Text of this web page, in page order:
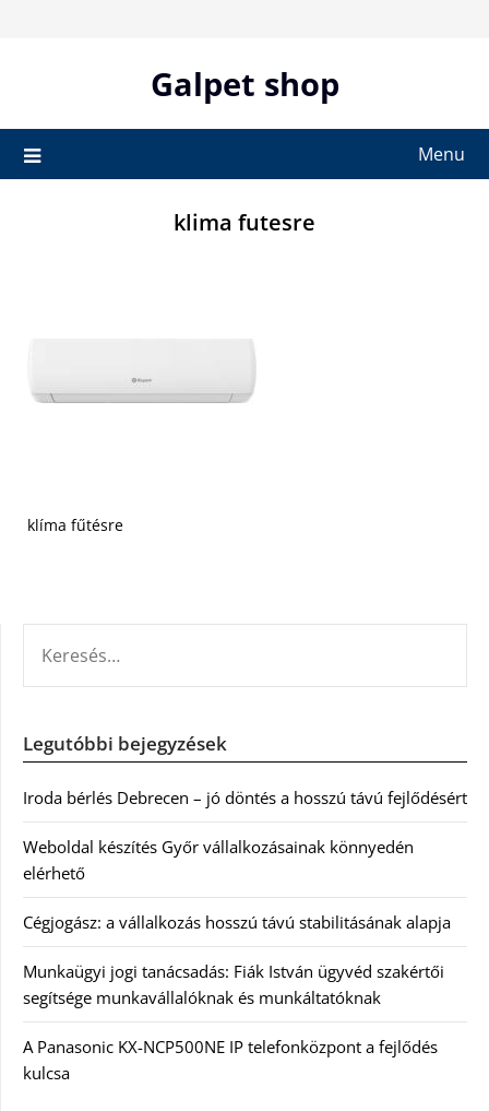
Galpet shop
Menu
klima futesre
klíma fűtésre
Legutóbbi bejegyzések
Iroda bérlés Debrecen – jó döntés a hosszú távú fejlődésért
Weboldal készítés Győr vállalkozásainak könnyedén
elérhető
Cégjogász: a vállalkozás hosszú távú stabilitásának alapja
Munkaügyi jogi tanácsadás: Fiák István ügyvéd szakértői
segítsége munkavállalóknak és munkáltatóknak
A Panasonic KX-NCP500NE IP telefonközpont a fejlődés
kulcsa